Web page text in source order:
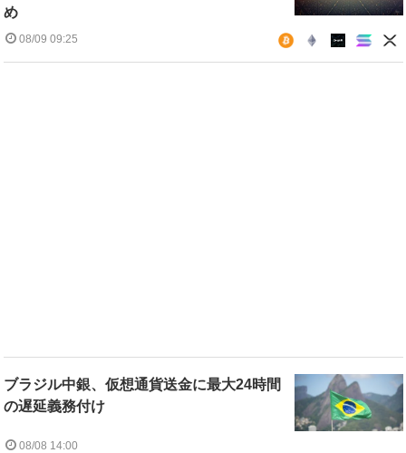
め
08/09 09:25
ブラジル中銀、仮想通貨送金に最大24時間
の遅延義務付け
08/08 14:00